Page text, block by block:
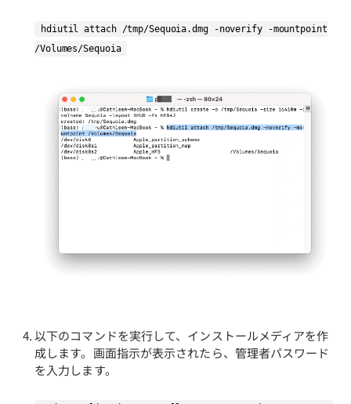
hdiutil attach /tmp/Sequoia.dmg -noverify -mountpoint
/Volumes/Sequoia
以下のコマンドを実行して、インストールメディアを作
成します。画面指示が表示されたら、管理者パスワード
を入力します。